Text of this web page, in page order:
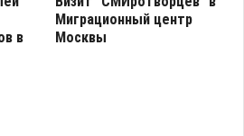
в
Миграционный центр
Москвы